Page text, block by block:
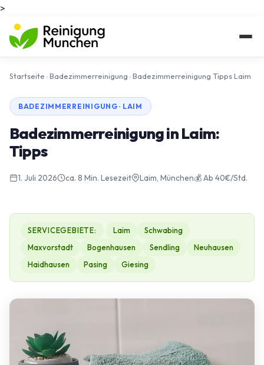
>
Startseite ›Badezimmerreinigung ›Badezimmerreinigung Tipps Laim
BADEZIMMERREINIGUNG · LAIM
Badezimmerreinigung in Laim:
Tipps
1. Juli 2026 ca. 8 Min. Lesezeit Laim, München💰 Ab 40€/Std.
SERVICEGEBIETE: Laim
Schwabing
Maxvorstadt
Bogenhausen Sendling
Neuhausen
Haidhausen
Pasing Giesing